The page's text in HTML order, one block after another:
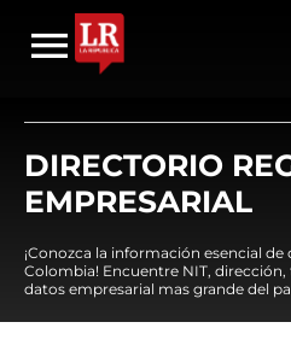
DIRECTORIO
EMPRESARIAL
¡Conozca la información esencial
Colombia! Encuentre NIT, dirección,
datos empresarial mas grande del